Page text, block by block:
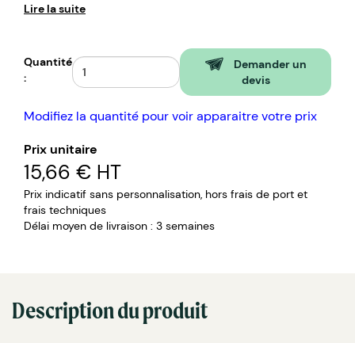
Lire la suite
Quantité
:
Demander un
devis
Modifiez la quantité pour voir apparaitre votre prix
Prix unitaire
15,66 € HT
Prix indicatif sans personnalisation, hors frais de port et
frais techniques
Délai moyen de livraison : 3 semaines
Description du produit